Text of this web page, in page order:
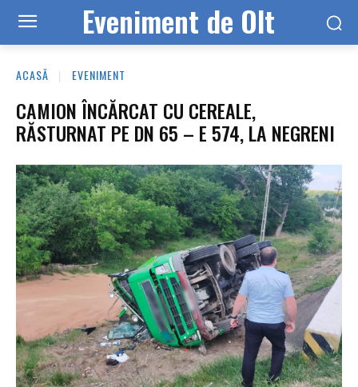
Eveniment de Olt
ACASĂ EVENIMENT
CAMION ÎNCĂRCAT CU CEREALE,
RĂSTURNAT PE DN 65 – E 574, LA NEGRENI